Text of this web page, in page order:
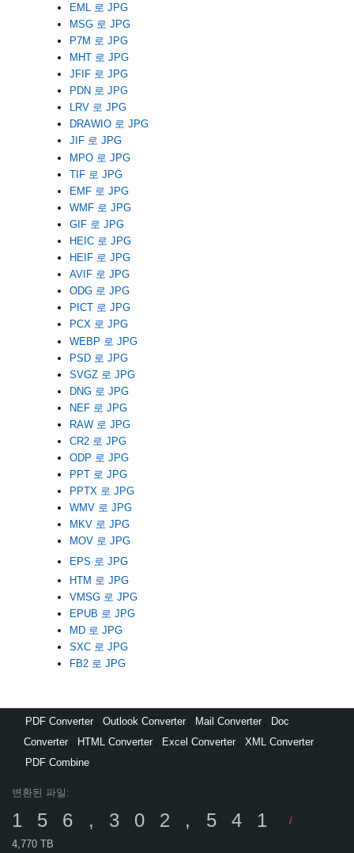
EML 로 JPG
MSG 로 JPG
P7M 로 JPG
MHT 로 JPG
JFIF 로 JPG
PDN 로 JPG
LRV 로 JPG
DRAWIO 로 JPG
JIF 로 JPG
MPO 로 JPG
TIF 로 JPG
EMF 로 JPG
WMF 로 JPG
GIF 로 JPG
HEIC 로 JPG
HEIF 로 JPG
AVIF 로 JPG
ODG 로 JPG
PICT 로 JPG
PCX 로 JPG
WEBP 로 JPG
PSD 로 JPG
SVGZ 로 JPG
DNG 로 JPG
NEF 로 JPG
RAW 로 JPG
CR2 로 JPG
ODP 로 JPG
PPT 로 JPG
PPTX 로 JPG
WMV 로 JPG
MKV 로 JPG
MOV 로 JPG
EPS 로 JPG
HTM 로 JPG
VMSG 로 JPG
EPUB 로 JPG
MD 로 JPG
SXC 로 JPG
FB2 로 JPG
PDF Converter Outlook Converter Mail Converter
Doc
Converter
HTML Converter Excel Converter XML Converter
PDF Combine
변환된 파일:
156,302,541
/
4,770 TB